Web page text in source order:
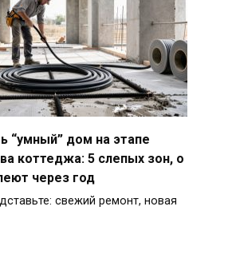
“умный” дом на этапе
коттеджа: 5 слепых зон, о
через год
свежий ремонт, новая